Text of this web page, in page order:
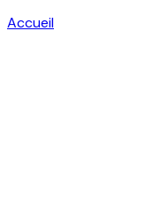
Accueil